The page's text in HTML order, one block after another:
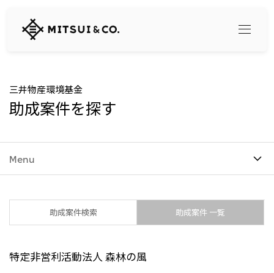
三
井
会
社
Search
トップ
会社情報
社長メッセージ
会社概要
トップ
三井物産環境基金
助成案件を探す
Menu
助成案件検索 助成案件 一覧
特定非営利活動法人 森林の風